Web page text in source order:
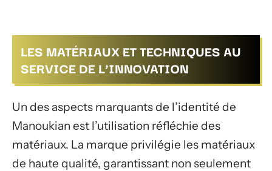
LES MATÉRIAUX ET TECHNIQUES AU
SERVICE DE L’INNOVATION
Un des aspects marquants de l’identité de
Manoukian est l’utilisation réfléchie des
matériaux. La marque privilégie les matériaux
de haute qualité, garantissant non seulement